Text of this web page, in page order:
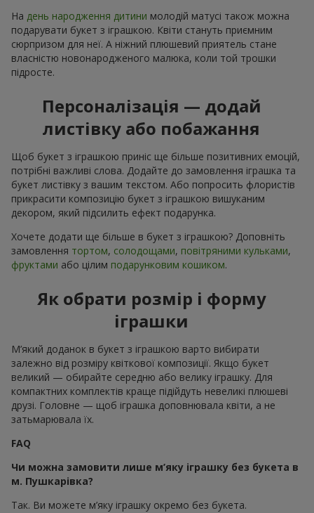
На день народження дитини молодій матусі також можна
подарувати букет з іграшкою. Квіти стануть приємним
сюрпризом для неї. А ніжний плюшевий приятель стане
власністю новонародженого малюка, коли той трошки
підросте.
Персоналізація — додай
листівку або побажання
Щоб букет з іграшкою приніс ще більше позитивних емоцій,
потрібні важливі слова. Додайте до замовлення іграшка та
букет листівку з вашим текстом. Або попросить флористів
прикрасити композицію букет з іграшкою вишуканим
декором, який підсилить ефект подарунка.
Хочете додати ще більше в букет з іграшкою? Доповніть
замовлення тортом, солодощами, повітряними кульками,
фруктами або цілим подарунковим кошиком.
Як обрати розмір і форму
іграшки
М’який доданок в букет з іграшкою варто вибирати
залежно від розміру квіткової композиції. Якщо букет
великий — обирайте середню або велику іграшку. Для
компактних комплектів краще підійдуть невеликі плюшеві
друзі. Головне — щоб іграшка доповнювала квіти, а не
затьмарювала їх.
FAQ
Чи можна замовити лише м’яку іграшку без букета в
м. Пушкарівка?
Так. Ви можете м’яку іграшку окремо без букета.